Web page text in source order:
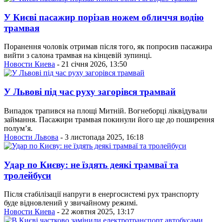
У Києві пасажир порізав ножем обличчя водію
трамвая
Поранення чоловік отримав після того, як попросив пасажира
вийти з салона трамвая на кінцевій зупинці.
Новости Киева - 21 січня 2026, 13:50
У Львові під час руху загорівся трамвай
Випадок трапився на площі Митній. Вогнеборці ліквідували
займання. Пасажири трамвая покинули його ще до поширення
полум’я.
Новости Львова - 3 листопада 2025, 16:18
Удар по Києву: не їздять деякі трамваї та
тролейбуси
Після стабілізації напруги в енергосистемі рух транспорту
буде відновлений у звичайному режимі.
Новости Киева - 22 жовтня 2025, 13:17